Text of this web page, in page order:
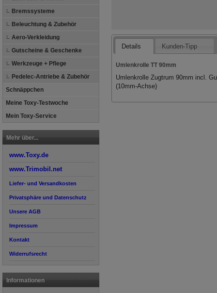
Bremssysteme
Beleuchtung & Zubehör
Aero-Verkleidung
Gutscheine & Geschenke
Werkzeuge + Pflege
Pedelec-Antriebe & Zubehör
Schnäppchen
Meine Toxy-Testwoche
Mein Toxy-Service
Mehr über...
www.Toxy.de
www.Trimobil.net
Liefer- und Versandkosten
Privatsphäre und Datenschutz
Unsere AGB
Impressum
Kontakt
Widerrufsrecht
Informationen
Details Kunden-Tipp
Umlenkrolle TT 90mm
Umlenkrolle Zugtrum 90mm incl.
(10mm-Achse)